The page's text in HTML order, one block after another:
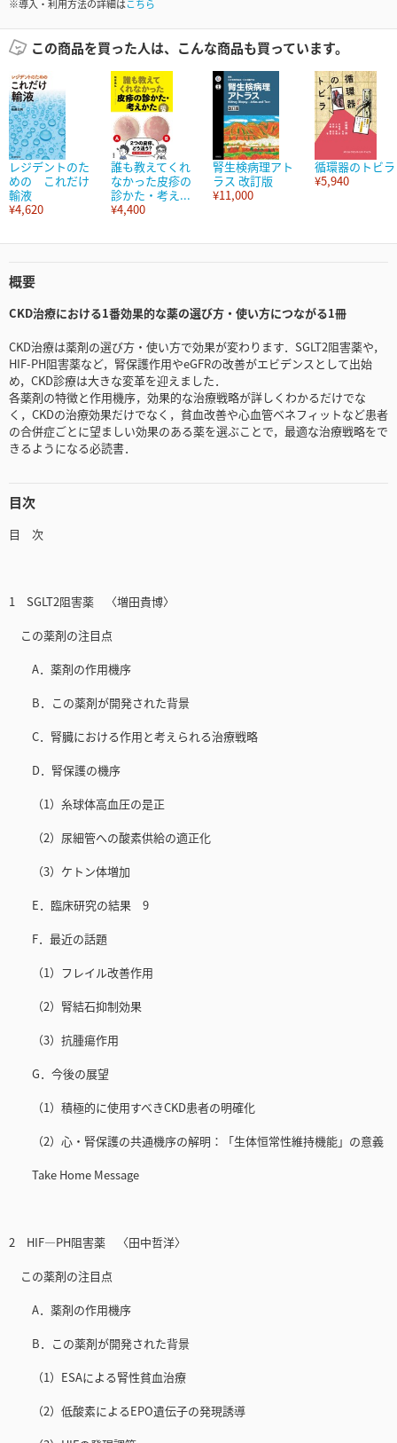
※導入・利用方法の詳細はこちら
この商品を買った人は、こんな商品も買っています。
レジデントのた
めの これだけ
輸液
¥4,620
誰も教えてくれ
なかった皮疹の
診かた・考え...
¥4,400
腎生検病理アト
ラス 改訂版
¥11,000
循環器のトビラ
¥5,940
概要
CKD治療における1番効果的な薬の選び方・使い方につながる1冊
CKD治療は薬剤の選び方・使い方で効果が変わります．SGLT2阻害薬や，
HIF-PH阻害薬など，腎保護作用やeGFRの改善がエビデンスとして出始
め，CKD診療は大きな変革を迎えました．
各薬剤の特徴と作用機序，効果的な治療戦略が詳しくわかるだけでな
く，CKDの治療効果だけでなく，貧血改善や心血管ベネフィットなど患者
の合併症ごとに望ましい効果のある薬を選ぶことで，最適な治療戦略をで
きるようになる必読書．
目次
目 次
1 SGLT2阻害薬 〈増田貴博〉
この薬剤の注目点
A．薬剤の作用機序
B．この薬剤が開発された背景
C．腎臓における作用と考えられる治療戦略
D．腎保護の機序
（1）糸球体高血圧の是正
（2）尿細管への酸素供給の適正化
（3）ケトン体増加
E．臨床研究の結果 9
F．最近の話題
（1）フレイル改善作用
（2）腎結石抑制効果
（3）抗腫瘍作用
G．今後の展望
（1）積極的に使用すべきCKD患者の明確化
（2）心・腎保護の共通機序の解明：「生体恒常性維持機能」の意義
Take Home Message
2 HIF—PH阻害薬 〈田中哲洋〉
この薬剤の注目点
A．薬剤の作用機序
B．この薬剤が開発された背景
（1）ESAによる腎性貧血治療
（2）低酸素によるEPO遺伝子の発現誘導